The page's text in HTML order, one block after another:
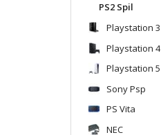
PS2 Spil
Playstation 3
Playstation 4
Playstation 5
Sony Psp
PS Vita
NEC